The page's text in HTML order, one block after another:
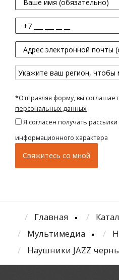
*Отправляя форму, вы
персональных данных
Я согласен получать
информационного характера
Главная
Мультимедиа
Наушники JAZZ